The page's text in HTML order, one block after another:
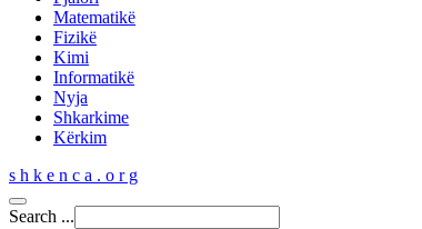
Matematikë
Fizikë
Kimi
Informatikë
Nyja
Shkarkime
Kërkim
s h k e n c a . o r g
Search ...